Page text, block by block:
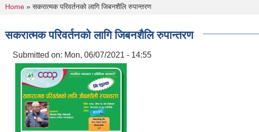
You are here
Home » सकरात्मक परिवर्तनको लागि जिबनशैलि रुपान्तरण
सकरात्मक परिवर्तनको लागि जिबनशैलि रुपान्तरण
Submitted on: Mon, 06/07/2021 - 14:55